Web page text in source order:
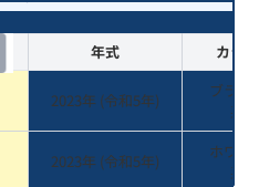
年式 カラー
2023年 (令和5年)
ブラウ
系
2023年 (令和5年)
ホワイ
系